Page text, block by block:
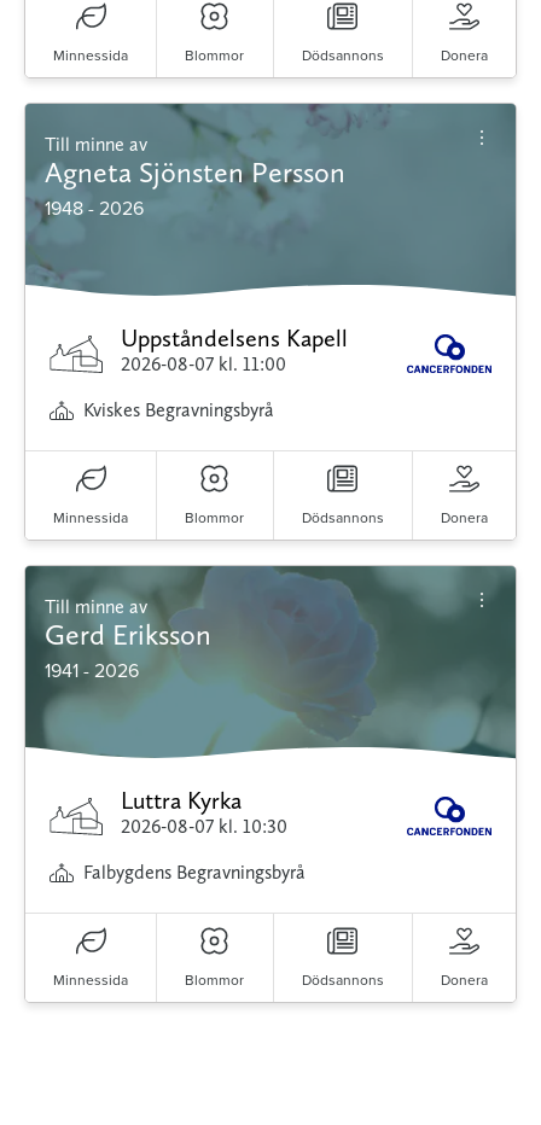
Minnessida Blommor Dödsannons Donera
Till minne av
Agneta Sjönsten Persson
1948 - 2026
Uppståndelsens Kapell
2026-08-07 kl. 11:00
Kviskes Begravningsbyrå
Minnessida Blommor Dödsannons Donera
Till minne av
Gerd Eriksson
1941 - 2026
Luttra Kyrka
2026-08-07 kl. 10:30
Falbygdens Begravningsbyrå
Minnessida Blommor Dödsannons Donera